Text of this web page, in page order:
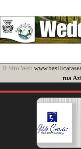
il Sito Web
tua